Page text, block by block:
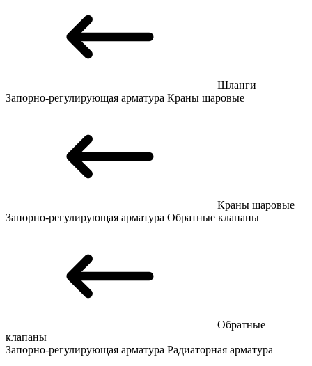
Шланги
Запорно-регулирующая арматура Краны шаровые
Краны шаровые
Запорно-регулирующая арматура Обратные клапаны
Обратные
клапаны
Запорно-регулирующая арматура Радиаторная арматура